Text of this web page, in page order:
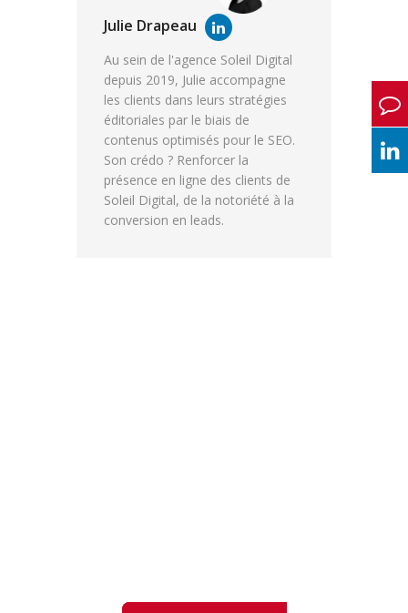
Julie Drapeau
Au sein de l'agence Soleil Digital
depuis 2019, Julie accompagne
les clients dans leurs stratégies
éditoriales par le biais de
contenus optimisés pour le SEO.
Son crédo ? Renforcer la
présence en ligne des clients de
Soleil Digital, de la notoriété à la
conversion en leads.